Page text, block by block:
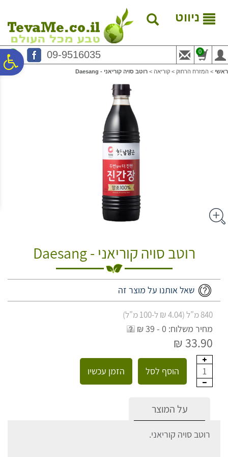
נגישות
המרכזי
ניווט
09-9516035 0
ראשי > המזרח הרחוק > קוריאה > רוטב סויה קוריאני - Daesang
רוטב סויה קוריאני - Daesang
שאל אותנו על מוצר זה
840 מ"ל (4.04 ₪ ל-100 מ"ל)
מחיר משלוח: 0 - 39 ₪
33.90 ₪
1 הוסף לסל הזמן עכשיו
על המוצר
רוטב סויה קוריאני.